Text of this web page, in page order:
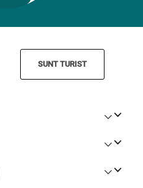
SUNT TURIST